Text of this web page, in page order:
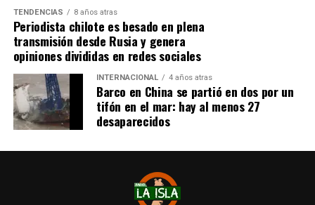
TENDENCIAS 8 años atras
Periodista chilote es besado en plena
transmisión desde Rusia y genera
opiniones divididas en redes sociales
INTERNACIONAL 4 años atras
Barco en China se partió en dos por un
tifón en el mar: hay al menos 27
desaparecidos